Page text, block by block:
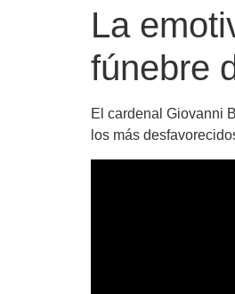
La
fúnebre
El cardenal Giovanni
los más